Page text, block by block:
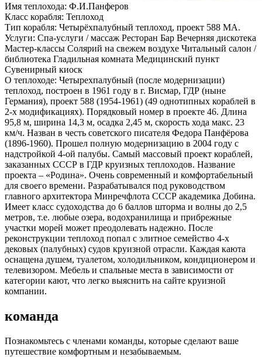
Имя теплохода: Ф.И.Панферов
Класс корабля: Теплоход
Тип корабля: Четырёхпалубный теплоход, проект 588 МА.
Услуги: Спа-услуги / массаж Ресторан Бар Вечерняя дискотека
Мастер-классы Солярий на свежем воздухе Читальный салон /
библиотека Гладильная комната Медицинский пункт
Сувенирный киоск
О теплоходе: Четырехпалубный (после модернизации)
теплоход, построен в 1961 году в г. Висмар, ГДР (ныне
Германия), проект 588 (1954-1961) (49 однотипных кораблей в
2-х модификациях). Порядковый номер в проекте 46. Длина
95,8 м, ширина 14,3 м, осадка 2,45 м, скорость хода макс. 23
км/ч. Назван в честь советского писателя Федора Панфёрова
(1896-1960). Прошел полную модернизацию в 2004 году с
надстройкой 4-ой палубы. Самый массовый проект кораблей,
заказанных СССР в ГДР круизных теплоходов. Название
проекта – «Родина». Очень современный и комфортабельный
для своего времени. Разрабатывался под руководством
главного архитектора Минречфлота СССР академика Добина.
Имеет класс судоходства до 6 баллов шторма и волны до 2,5
метров, т.е. любые озера, водохранилища и прибрежные
участки морей может преодолевать надежно. После
реконструкции теплоход попал с элитное семейство 4-х
дековых (палубных) судов круизной отрасли. Каждая каюта
оснащена душем, туалетом, холодильником, кондиционером и
телевизором. Мебель и спальные места в зависимости от
категории кают, что легко выяснить на сайте круизной
компании.
команда
Познакомьтесь с членами команды, которые сделают ваше
путешествие комфортным и незабываемым.